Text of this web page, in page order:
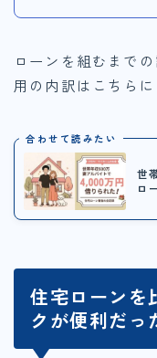
ローンを組むまで
用の内訳はこちらに
合わせて読みたい
世
ロ
住宅ローンを
クが便利だっ